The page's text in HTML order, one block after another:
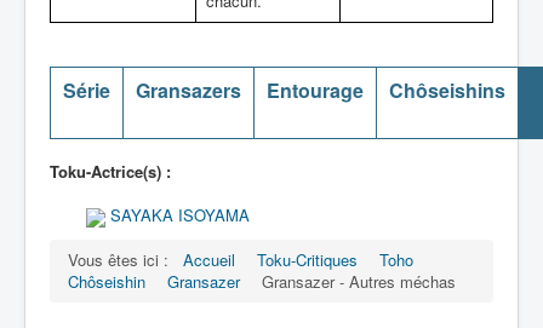
Série Gransazers Entourage Chôseishins
Toku-Actrice(s) :
SAYAKA ISOYAMA
Vous êtes ici :
Accueil Toku-Critiques
Toho
Chôseishin
Gransazer Gransazer - Autres méchas